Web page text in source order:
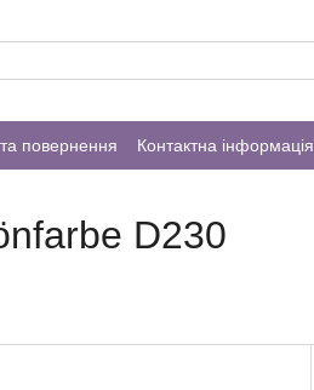
повернення Контактна інформація
D230